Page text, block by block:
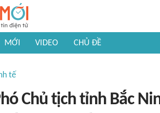
MỚI VIDEO CHỦ ĐỀ
tế
Chủ tịch tỉnh Bắc